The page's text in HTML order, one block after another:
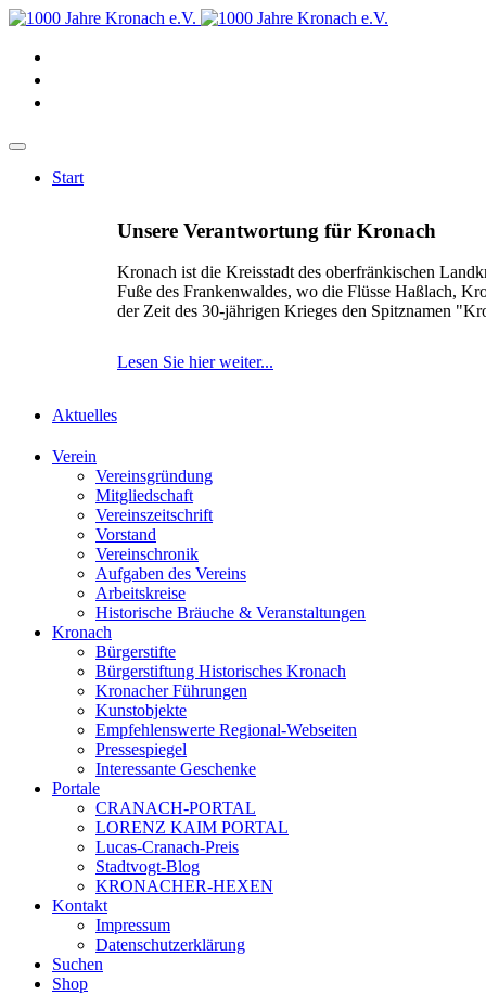
Start
Unsere Verantwortung für Kronach
Kronach ist die Kreisstadt des oberfränkischen
Fuße des Frankenwaldes, wo die Flüsse Haßlach,
der Zeit des 30-jährigen Krieges den Spitznamen
Lesen Sie hier weiter...
Aktuelles
Verein
Vereinsgründung
Mitgliedschaft
Vereinszeitschrift
Vorstand
Vereinschronik
Aufgaben des Vereins
Arbeitskreise
Historische Bräuche & Veranstaltungen
Kronach
Bürgerstifte
Bürgerstiftung Historisches Kronach
Kronacher Führungen
Kunstobjekte
Empfehlenswerte Regional-Webseiten
Pressespiegel
Interessante Geschenke
Portale
CRANACH-PORTAL
LORENZ KAIM PORTAL
Lucas-Cranach-Preis
Stadtvogt-Blog
KRONACHER-HEXEN
Kontakt
Impressum
Datenschutzerklärung
Suchen
Shop